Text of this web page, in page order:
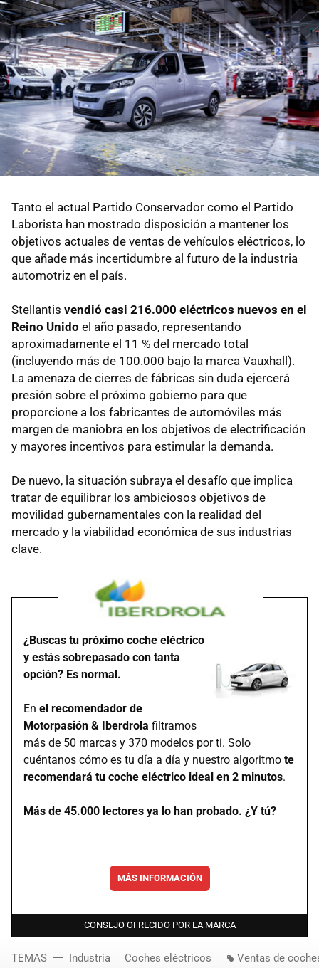
Tanto el actual Partido Conservador como el Partido
Laborista han mostrado disposición a mantener los
objetivos actuales de ventas de vehículos eléctricos, lo
que añade más incertidumbre al futuro de la industria
automotriz en el país.
Stellantis vendió casi 216.000 eléctricos nuevos en el
Reino Unido el año pasado, representando
aproximadamente el 11 % del mercado total
(incluyendo más de 100.000 bajo la marca Vauxhall).
La amenaza de cierres de fábricas sin duda ejercerá
presión sobre el próximo gobierno para que
proporcione a los fabricantes de automóviles más
margen de maniobra en los objetivos de electrificación
y mayores incentivos para estimular la demanda.
De nuevo, la situación subraya el desafío que implica
tratar de equilibrar los ambiciosos objetivos de
movilidad gubernamentales con la realidad del
mercado y la viabilidad económica de sus industrias
clave.
¿Buscas tu próximo coche eléctrico
y estás sobrepasado con tanta
opción? Es normal.
En el recomendador de
Motorpasión & Iberdrola filtramos
más de 50 marcas y 370 modelos por ti. Solo
cuéntanos cómo es tu día a día y nuestro algoritmo te
recomendará tu coche eléctrico ideal en 2 minutos.
Más de 45.000 lectores ya lo han probado. ¿Y tú?
MÁS INFORMACIÓN
CONSEJO OFRECIDO POR LA MARCA
TEMAS Industria Coches eléctricos Ventas de